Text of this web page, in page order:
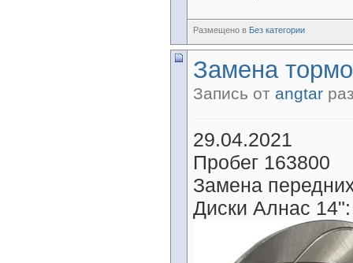
Размещено в Без категории
Замена
Запись от angtar
29.04.2021
Пробег 163800
Замена
Диски Алнас 14":